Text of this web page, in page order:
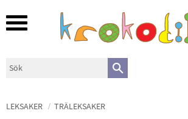
Meny
LEKSAKER TRÄLEKSAKER